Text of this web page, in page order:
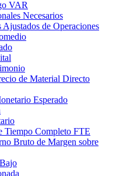
VAR
Necesarios
de Operaciones
de Material Directo
Esperado
Tiempo Completo FTE
Bruto de Margen sobre